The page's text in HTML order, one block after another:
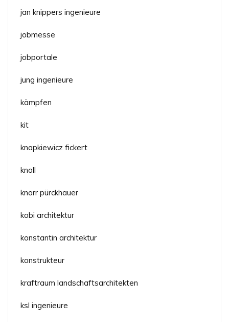
jan knippers ingenieure
jobmesse
jobportale
jung ingenieure
kämpfen
kit
knapkiewicz fickert
knoll
knorr pürckhauer
kobi architektur
konstantin architektur
konstrukteur
kraftraum landschaftsarchitekten
ksl ingenieure